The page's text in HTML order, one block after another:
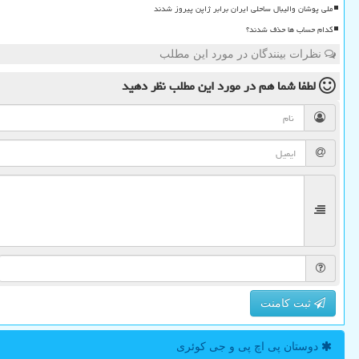
ملی پوشان والیبال ساحلی ایران برابر ژاپن پیروز شدند
کدام حساب ها حذف شدند؟
نظرات بینندگان در مورد این مطلب
لطفا شما همدر مورد این مطلبنظر دهید
ثبت کامنت
دوستان پی اچ پی و جی كوئری